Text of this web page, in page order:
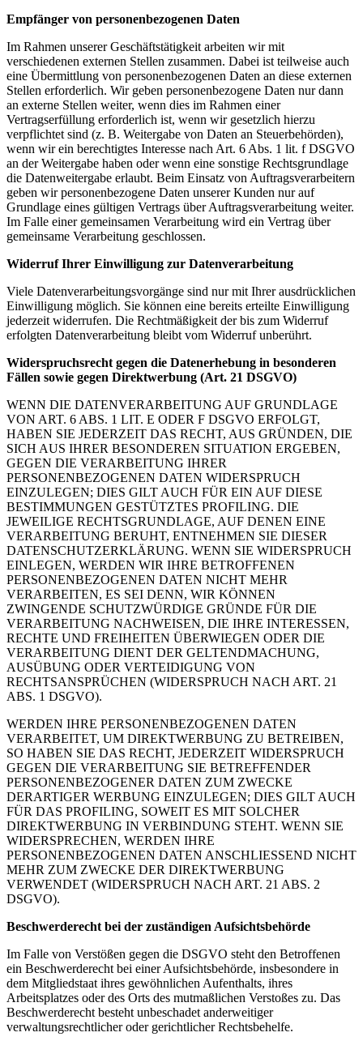
Empfänger von personenbezogenen Daten
Im Rahmen unserer Geschäftstätigkeit arbeiten wir mit
verschiedenen externen Stellen zusammen. Dabei ist teilweise auch
eine Übermittlung von personenbezogenen Daten an diese externen
Stellen erforderlich. Wir geben personenbezogene Daten nur dann
an externe Stellen weiter, wenn dies im Rahmen einer
Vertragserfüllung erforderlich ist, wenn wir gesetzlich hierzu
verpflichtet sind (z. B. Weitergabe von Daten an Steuerbehörden),
wenn wir ein berechtigtes Interesse nach Art. 6 Abs. 1 lit. f DSGVO
an der Weitergabe haben oder wenn eine sonstige Rechtsgrundlage
die Datenweitergabe erlaubt. Beim Einsatz von Auftragsverarbeitern
geben wir personenbezogene Daten unserer Kunden nur auf
Grundlage eines gültigen Vertrags über Auftragsverarbeitung weiter.
Im Falle einer gemeinsamen Verarbeitung wird ein Vertrag über
gemeinsame Verarbeitung geschlossen.
Widerruf Ihrer Einwilligung zur Datenverarbeitung
Viele Datenverarbeitungsvorgänge sind nur mit Ihrer ausdrücklichen
Einwilligung möglich. Sie können eine bereits erteilte Einwilligung
jederzeit widerrufen. Die Rechtmäßigkeit der bis zum Widerruf
erfolgten Datenverarbeitung bleibt vom Widerruf unberührt.
Widerspruchsrecht gegen die Datenerhebung in besonderen
Fällen sowie gegen Direktwerbung (Art. 21 DSGVO)
WENN DIE DATENVERARBEITUNG AUF GRUNDLAGE
VON ART. 6 ABS. 1 LIT. E ODER F DSGVO ERFOLGT,
HABEN SIE JEDERZEIT DAS RECHT, AUS GRÜNDEN, DIE
SICH AUS IHRER BESONDEREN SITUATION ERGEBEN,
GEGEN DIE VERARBEITUNG IHRER
PERSONENBEZOGENEN DATEN WIDERSPRUCH
EINZULEGEN; DIES GILT AUCH FÜR EIN AUF DIESE
BESTIMMUNGEN GESTÜTZTES PROFILING. DIE
JEWEILIGE RECHTSGRUNDLAGE, AUF DENEN EINE
VERARBEITUNG BERUHT, ENTNEHMEN SIE DIESER
DATENSCHUTZERKLÄRUNG. WENN SIE WIDERSPRUCH
EINLEGEN, WERDEN WIR IHRE BETROFFENEN
PERSONENBEZOGENEN DATEN NICHT MEHR
VERARBEITEN, ES SEI DENN, WIR KÖNNEN
ZWINGENDE SCHUTZWÜRDIGE GRÜNDE FÜR DIE
VERARBEITUNG NACHWEISEN, DIE IHRE INTERESSEN,
RECHTE UND FREIHEITEN ÜBERWIEGEN ODER DIE
VERARBEITUNG DIENT DER GELTENDMACHUNG,
AUSÜBUNG ODER VERTEIDIGUNG VON
RECHTSANSPRÜCHEN (WIDERSPRUCH NACH ART. 21
ABS. 1 DSGVO).
WERDEN IHRE PERSONENBEZOGENEN DATEN
VERARBEITET, UM DIREKTWERBUNG ZU BETREIBEN,
SO HABEN SIE DAS RECHT, JEDERZEIT WIDERSPRUCH
GEGEN DIE VERARBEITUNG SIE BETREFFENDER
PERSONENBEZOGENER DATEN ZUM ZWECKE
DERARTIGER WERBUNG EINZULEGEN; DIES GILT AUCH
FÜR DAS PROFILING, SOWEIT ES MIT SOLCHER
DIREKTWERBUNG IN VERBINDUNG STEHT. WENN SIE
WIDERSPRECHEN, WERDEN IHRE
PERSONENBEZOGENEN DATEN ANSCHLIESSEND NICHT
MEHR ZUM ZWECKE DER DIREKTWERBUNG
VERWENDET (WIDERSPRUCH NACH ART. 21 ABS. 2
DSGVO).
Beschwerderecht bei der zuständigen Aufsichtsbehörde
Im Falle von Verstößen gegen die DSGVO steht den Betroffenen
ein Beschwerderecht bei einer Aufsichtsbehörde, insbesondere in
dem Mitgliedstaat ihres gewöhnlichen Aufenthalts, ihres
Arbeitsplatzes oder des Orts des mutmaßlichen Verstoßes zu. Das
Beschwerderecht besteht unbeschadet anderweitiger
verwaltungsrechtlicher oder gerichtlicher Rechtsbehelfe.